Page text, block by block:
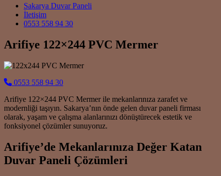
Main Navigation
Sakarya Duvar Paneli
İletişim
0553 558 94 30
Arifiye 122×244 PVC Mermer
0553 558 94 30
Arifiye 122×244 PVC Mermer ile mekanlarınıza zarafet ve
modernliği taşıyın. Sakarya’nın önde gelen duvar paneli firması
olarak, yaşam ve çalışma alanlarınızı dönüştürecek estetik ve
fonksiyonel çözümler sunuyoruz.
Arifiye’de Mekanlarınıza Değer Katan
Duvar Paneli Çözümleri